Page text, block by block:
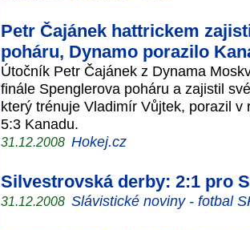
Petr Čajánek hattrickem
poháru, Dynamo porazilo
Útočník Petr Čajánek z Dynama
finále Spenglerova poháru a zajistil
který trénuje Vladimír Vůjtek, porazil
5:3 Kanadu.
31.12.2008 Hokej.cz
Silvestrovská derby: 2:1 pro
31.12.2008 Slávistické noviny - fotbal